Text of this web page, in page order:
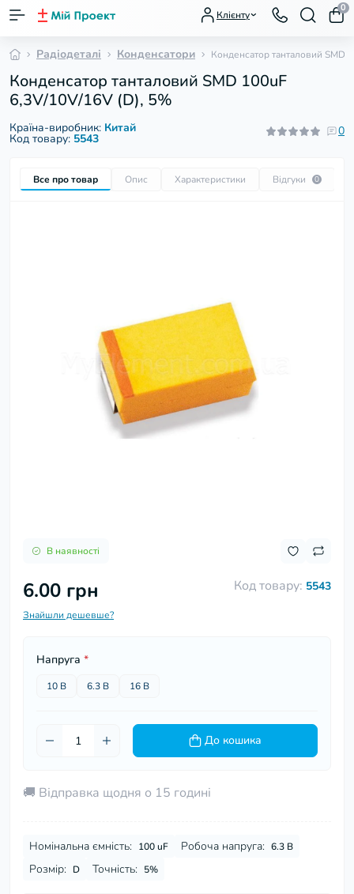
Клієнту
0
Радіодеталі Конденсатори Конденсатор танталовий SMD
Конденсатор танталовий SMD 100uF
6,3V/10V/16V (D), 5%
Країна-виробник: Китай
Код товару: 5543
0
Все про товар Опис Характеристики Відгуки 0
В наявності
Код товару: 5543
6.00 грн
Знайшли дешевше?
Напруга *
10 В 6.3 В 16 В
До кошика
🚚 Відправка щодня о 15 годині
Номінальна ємність: 100 uF Робоча напруга: 6.3 В
Розмір: D Точність: 5%